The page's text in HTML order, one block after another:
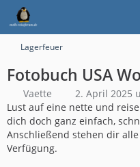
Lagerfeuer
Fotobuch USA
Vaette
2. April 2025
Lust auf eine nette und
dich doch ganz einfach,
Anschließend stehen dir
Verfügung.